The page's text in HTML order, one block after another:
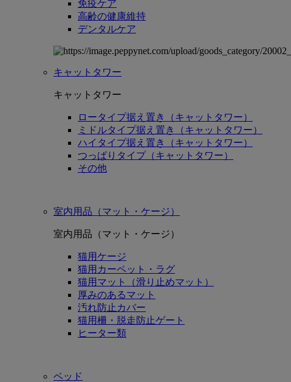
免疫ケア
高齢の健康維持
デンタルケア
キャットタワー
キャットタワー
ロータイプ据え置き（キャットタワー）
ミドルタイプ据え置き（キャットタワー）
ハイタイプ据え置き（キャットタワー）
つっぱりタイプ（キャットタワー）
その他
室内用品（マット・ケージ）
室内用品（マット・ケージ）
猫用ケージ
猫用カーペット・ラグ
猫用マット（滑り止めマット）
厚みのあるマット
汚れ防止カバー
猫用柵・脱走防止ゲート
ヒーター類
ベッド